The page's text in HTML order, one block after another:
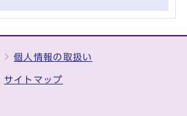
個人情報の取扱い
サイトマップ